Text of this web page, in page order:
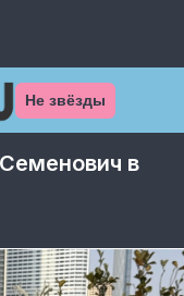
Не звёзды
в